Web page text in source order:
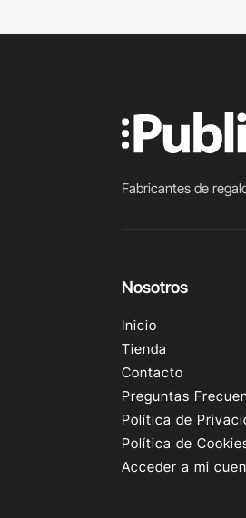
Fabricantes de
Nosotros
Inicio
Tienda
Contacto
Preguntas
Política de
Política de
Acceder a mi